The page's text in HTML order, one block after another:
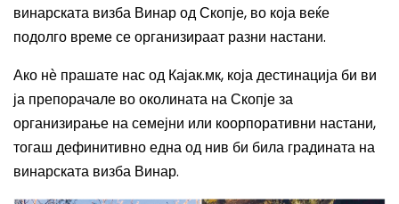
винарската визба Винар од Скопје, во која веќе
подолго време се организираат разни настани.
Ако нѐ прашате насод Кајак.мк, која дестинација би ви
ја препорачале во околината на Скопје за
организирање на семејни или коорпоративни настани,
тогаш дефинитивно една од нив би била градината на
винарската визба Винар.